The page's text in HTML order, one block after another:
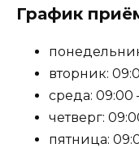
График
вторник:
среда: 09:00
четверг:
пятница: